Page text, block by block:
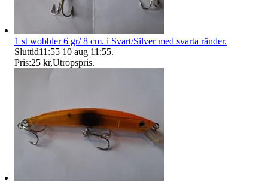
1 st wobbler 6 gr/ 8 cm. i Svart/Silver med svarta ränder.
Sluttid11:55 10 aug 11:55.
Pris:25 kr,Utropspris.